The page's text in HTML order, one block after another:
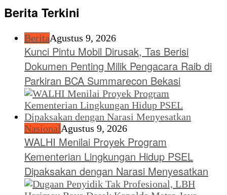
Berita Terkini
BeritaAgustus 9, 2026
Kunci Pintu Mobil Dirusak, Tas Berisi
Dokumen Penting Milik Pengacara Raib di
Parkiran BCA Summarecon Bekasi
NasionalAgustus 9, 2026
WALHI Menilai Proyek Program
Kementerian Lingkungan Hidup PSEL
Dipaksakan dengan Narasi Menyesatkan